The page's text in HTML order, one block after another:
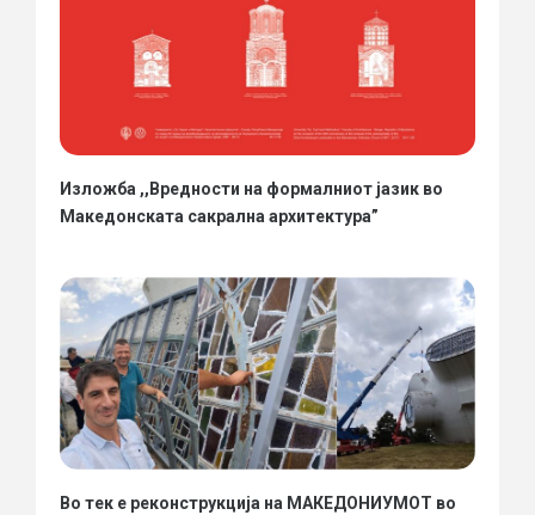
Изложба ,,Вредности на формалниот јазик во
Македонската сакрална архитектура”
Во тек е реконструкција на МАКЕДОНИУМОТ во